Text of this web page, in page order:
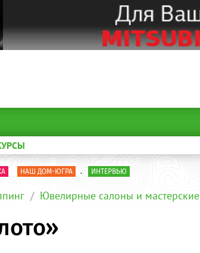
НАШ ДОМ-ЮГРА . ИНТЕРВЬЮ
Ювелирные салоны и мастерские